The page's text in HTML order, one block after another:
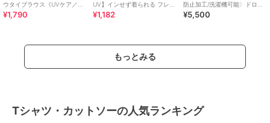
ウタイブラウス《UVケア／吸
水速乾／洗濯機OK》
¥1,790
UV】インせず着られる フレン
チスリーブTシャツ
¥1,182
防止加工/洗濯機可能〉ドロス
ト フレンチスリーブ TEE
¥5,500
もっとみる
Tシャツ・カットソーの人気ランキング